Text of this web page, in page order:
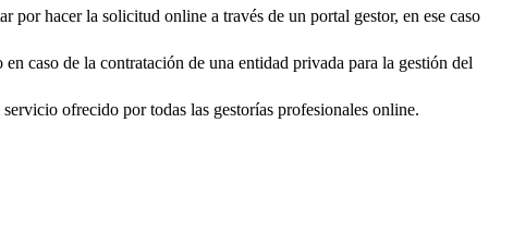
por hacer la solicitud online a través de un portal gestor, en ese caso
caso de la contratación de una entidad privada para la gestión del
ofrecido por todas las gestorías profesionales online.